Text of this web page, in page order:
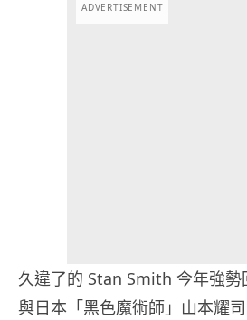
ADVERTISEMENT
久違了的 Stan Smith 今年強勢
與日本「黑色魔術師」山本耀